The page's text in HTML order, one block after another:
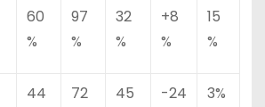
60
%
97
%
32
%
+8
%
15
%
44
72
45
-24
3%